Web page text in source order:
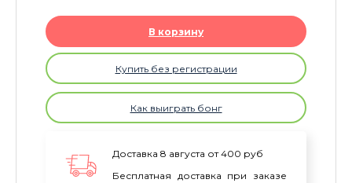
В корзину
Купить без регистрации
Как выиграть бонг
Доставка 8 августа от 400 руб
Бесплатная доставка при заказе